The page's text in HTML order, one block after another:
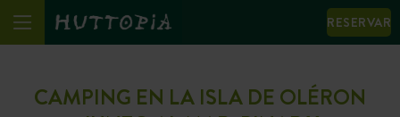
RESERVAR
CAMPING EN LA ISLA DE OLÉRON